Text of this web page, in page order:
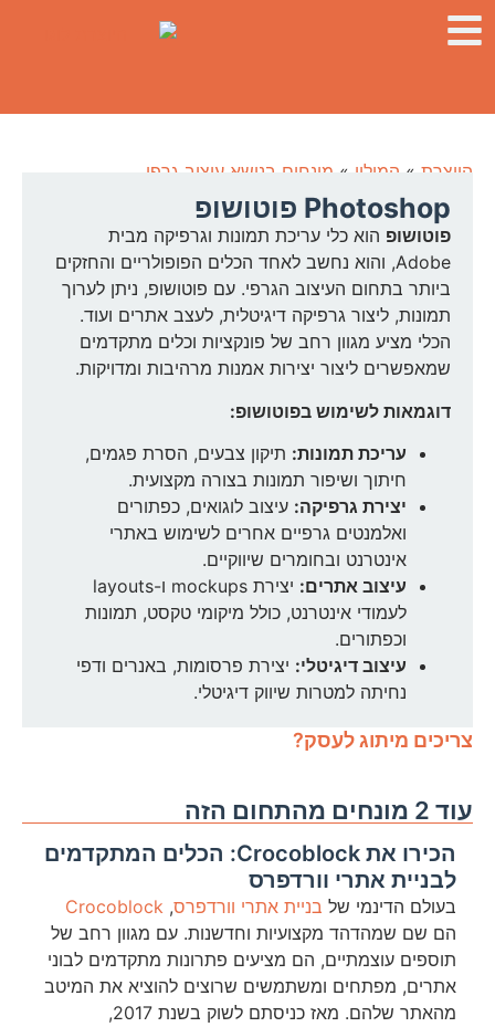
היוצרת » המילון » מונחים בנושא עיצוב גרפי
Photoshop פוטושופ
פוטושופ הוא כלי עריכת תמונות וגרפיקה מבית
Adobe, והוא נחשב לאחד הכלים הפופולריים והחזקים
ביותר בתחום העיצוב הגרפי. עם פוטושופ, ניתן לערוך
תמונות, ליצור גרפיקה דיגיטלית, לעצב אתרים ועוד.
הכלי מציע מגוון רחב של פונקציות וכלים מתקדמים
שמאפשרים ליצור יצירות אמנות מרהיבות ומדויקות.
דוגמאות לשימוש בפוטושופ:
עריכת תמונות: תיקון צבעים, הסרת פגמים,
חיתוך ושיפור תמונות בצורה מקצועית.
יצירת גרפיקה: עיצוב לוגואים, כפתורים
ואלמנטים גרפיים אחרים לשימוש באתרי
אינטרנט ובחומרים שיווקיים.
עיצוב אתרים:
יצירת mockups ו-layouts
לעמודי אינטרנט, כולל מיקומי טקסט, תמונות
וכפתורים.
עיצוב דיגיטלי: יצירת פרסומות, באנרים ודפי
נחיתה למטרות שיווק דיגיטלי.
צריכים מיתוג לעסק?
עוד 2 מונחים מהתחום הזה
הכירו את Crocoblock: הכלים המתקדמים
לבניית אתרי וורדפרס
בעולם הדינמי של בניית אתרי וורדפרס,
Crocoblock
הם שם שמהדהד מקצועיות וחדשנות. עם מגוון רחב של
תוספים עוצמתיים, הם מציעים פתרונות מתקדמים לבוני
אתרים, מפתחים ומשתמשים שרוצים להוציא את המיטב
מהאתר שלהם. מאז כניסתם לשוק בשנת 2017,